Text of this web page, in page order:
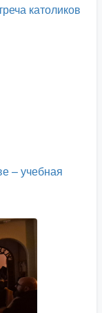
католиков
– учебная